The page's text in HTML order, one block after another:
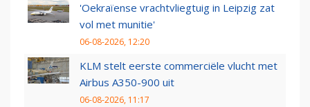
'Oekraïense vrachtvliegtuig in Leipzig zat
vol met munitie'
06-08-2026, 12:20
KLM stelt eerste commerciële vlucht met
Airbus A350-900 uit
06-08-2026, 11:17